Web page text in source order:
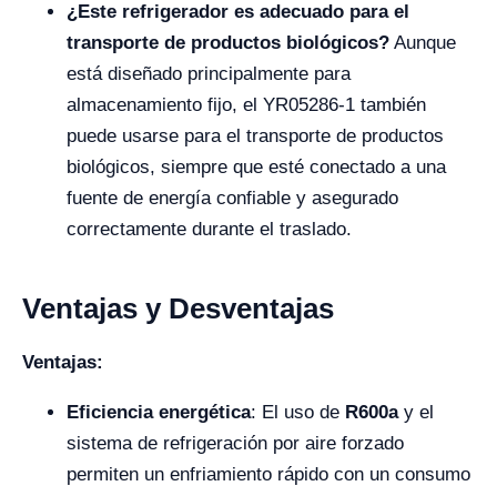
¿Este refrigerador es adecuado para el
transporte de productos biológicos? Aunque
está diseñado principalmente para
almacenamiento fijo, el YR05286-1 también
puede usarse para el transporte de productos
biológicos, siempre que esté conectado a una
fuente de energía confiable y asegurado
correctamente durante el traslado.
Ventajas y Desventajas
Ventajas:
Eficiencia energética: El uso de R600ay el
sistema de refrigeración por aire forzado
permiten un enfriamiento rápido con un consumo